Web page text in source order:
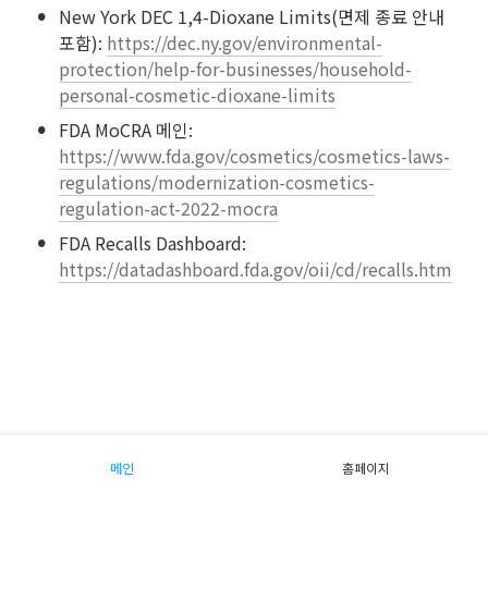
• New York DEC 1,4-Dioxane Limits(면제 종료 안내
포함): https://dec.ny.gov/environmental-
protection/help-for-businesses/household-
personal-cosmetic-dioxane-limits
•
https://www.fda.gov/cosmetics/cosmetics-laws-
regulations/modernization-cosmetics-
regulation-act-2022-mocra
•
https://datadashboard.fda.gov/oii/cd/recalls.htm
메인 홈페이지